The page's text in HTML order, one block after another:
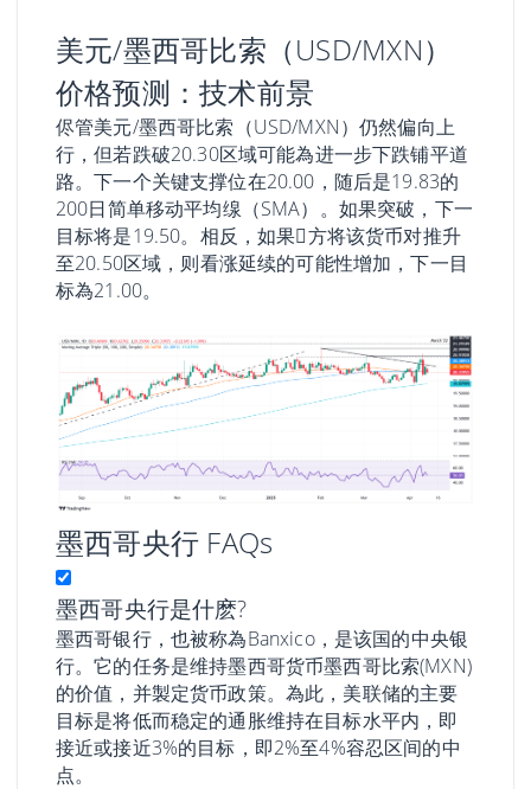
美元/墨西哥比索（USD/MXN）
价格预测：技术前景
侭管美元/墨西哥比索（USD/MXN）仍然偏向上
行，但若跌破20.30区域可能為进一步下跌铺平道
路。下一个关键支撑位在20.00，随后是19.83的
200日简单移动平均缐（SMA）。如果突破，下一
目标将是19.50。相反，如果𧹒方将该货币对推升
至20.50区域，则看涨延续的可能性增加，下一目
标為21.00。
墨西哥央行 FAQs
墨西哥央行是什麽?
墨西哥银行，也被称為Banxico，是该国的中央银
行。它的任务是维持墨西哥货币墨西哥比索(MXN)
的价值，并製定货币政策。為此，美联储的主要
目标是将低而稳定的通胀维持在目标水平内，即
接近或接近3%的目标，即2%至4%容忍区间的中
点。